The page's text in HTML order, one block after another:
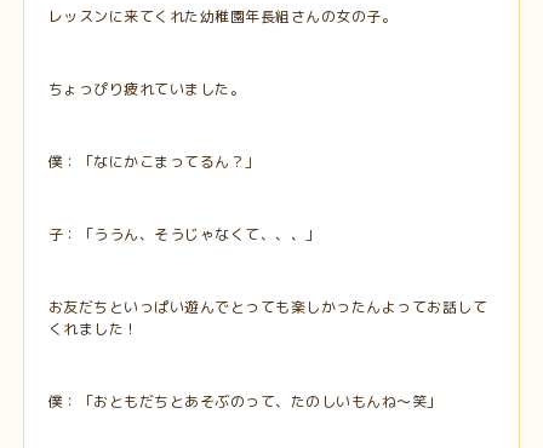
レッスンに来てくれた幼稚園年長組さんの女の子。
ちょっぴり疲れていました。
僕：「なにかこまってるん？」
子：「ううん、そうじゃなくて、、、」
お友だちといっぱい遊んでとっても楽しかったんよってお話して
くれました！
僕：「おともだちとあそぶのって、たのしいもんね～笑」